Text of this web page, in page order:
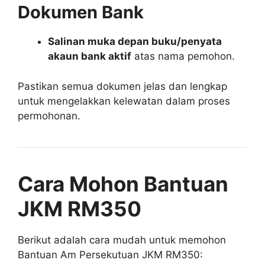
Dokumen Bank
Salinan muka depan buku/penyata
akaun bank aktif atas nama pemohon.
Pastikan semua dokumen jelas dan lengkap
untuk mengelakkan kelewatan dalam proses
permohonan.
Cara Mohon Bantuan
JKM RM350
Berikut adalah cara mudah untuk memohon
Bantuan Am Persekutuan JKM RM350: